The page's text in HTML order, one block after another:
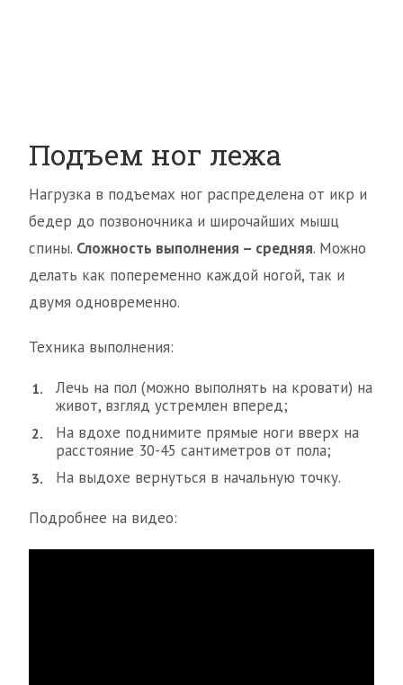
Подъем ног лежа
Нагрузка в подъемах ног распределена от икр и
бедер до позвоночника и широчайших мышц
спины. Сложность выполнения – средняя. Можно
делать как попеременно каждой ногой, так и
двумя одновременно.
Техника выполнения:
Лечь на пол (можно выполнять на кровати) на
живот, взгляд устремлен вперед;
На вдохе поднимите прямые ноги вверх на
расстояние 30-45 сантиметров от пола;
На выдохе вернуться в начальную точку.
Подробнее на видео: